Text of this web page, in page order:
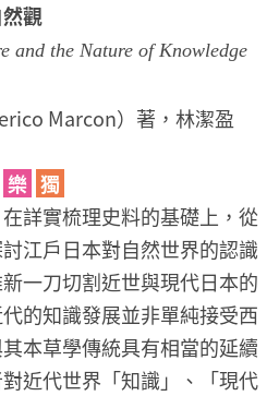
觀
and the Nature of Knowledge
Marcon）著，林潔盈
樂 獨
詳實梳理史料的基礎上，從
江戶日本對自然世界的認識
一刀切割近世與現代日本的
的知識發展並非單純接受西
本草學傳統具有相當的延續
近代世界「知識」、「現代